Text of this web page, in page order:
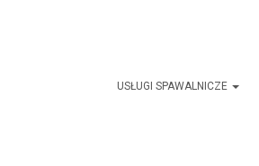
USŁUGI SPAWALNICZE